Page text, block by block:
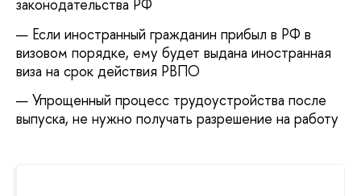
законодательства РФ
Если иностранный гражданин прибыл в РФ в
визовом порядке, ему будет выдана иностранная
виза на срок действия РВПО
Упрощенный процесс трудоустройства после
выпуска, не нужно получать разрешение на работу